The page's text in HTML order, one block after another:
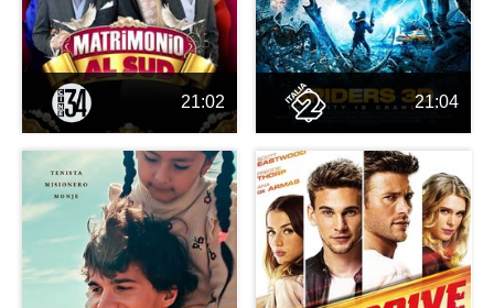
21:02 21:04